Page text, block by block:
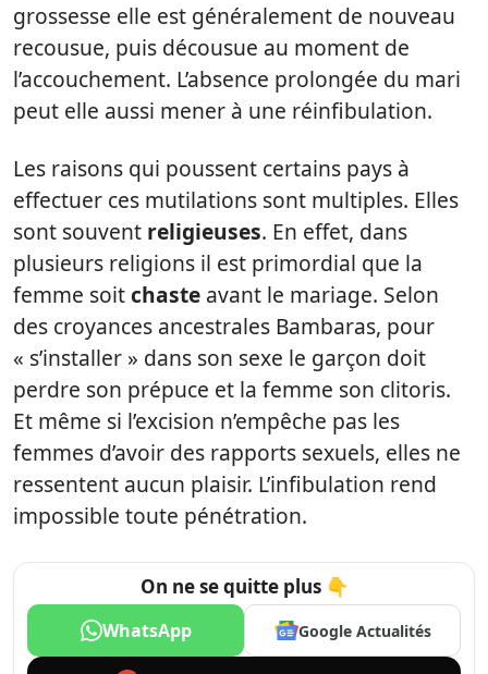
grossesse elle est généralement de nouveau
recousue, puis décousue au moment de
l’accouchement. L’absence prolongée du mari
peut elle aussi mener à une réinfibulation.
Les raisons qui poussent certains pays à
effectuer ces mutilations sont multiples. Elles
sont souvent religieuses. En effet, dans
plusieurs religions il est primordial que la
femme soitchaste avant le mariage. Selon
des croyances ancestrales Bambaras, pour
« s’installer » dans son sexe le garçon doit
perdre son prépuce et la femme son clitoris.
Et même si l’excision n’empêche pas les
femmes d’avoir des rapports sexuels, elles ne
ressentent aucun plaisir. L’infibulation rend
impossible toute pénétration.
On ne se quitte plus 👇
WhatsApp Google Actualités